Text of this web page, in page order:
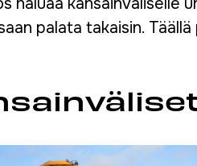
palata takaisin.